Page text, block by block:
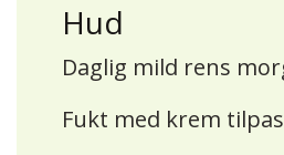
Hud
Daglig mild rens
Fukt med krem